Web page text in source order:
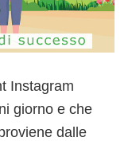
Instagram
giorno e che
dalle